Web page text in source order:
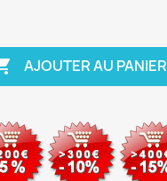
AJOUTER AU PANIER